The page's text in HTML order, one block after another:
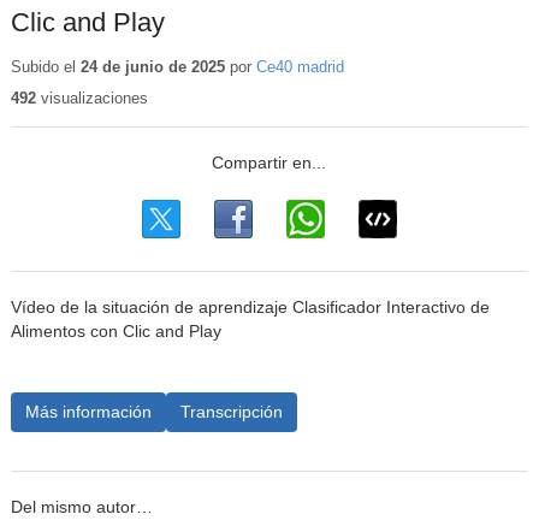
Clic and Play
Subido el 24 de junio de 2025por Ce40 madrid
492visualizaciones
Vídeo de la situación de aprendizaje Clasificador Interactivo de
Alimentos con Clic and Play
Más información Transcripción
Del mismo autor…